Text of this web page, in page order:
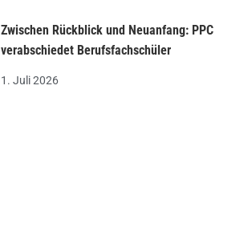
Zwischen Rückblick und Neuanfang: PPC
verabschiedet Berufsfachschüler
1. Juli 2026